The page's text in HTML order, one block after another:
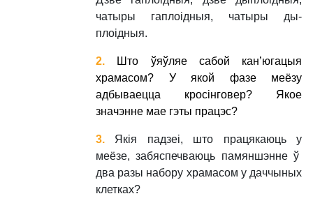
чатыры гаплоідныя, чатыры ды­
плоідныя.
2.
Што ўяўляе сабой кан’югацыя
храмасом? У якой фазе меёзу
адбываецца кросінговер? Якое
значэнне мае гэты працэс?
3. Якія падзеі, што працякаюць у
меёзе, забяспечваюць памяншэнне ў
два разы набору храмасом у даччыных
клетках?